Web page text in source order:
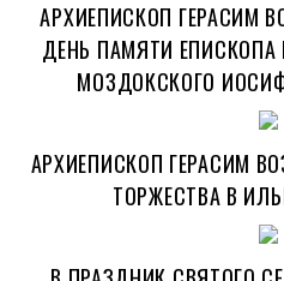
АРХИЕПИСКОП ГЕРАСИМ
ДЕНЬ ПАМЯТИ
МОЗДОКСКОГО
АРХИЕПИСКОП ГЕРАСИМ
ТОРЖЕСТВА В